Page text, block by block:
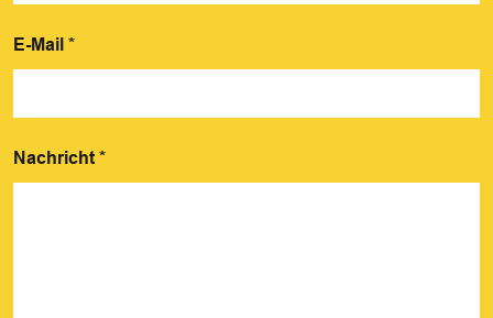
E-Mail *
Nachricht *